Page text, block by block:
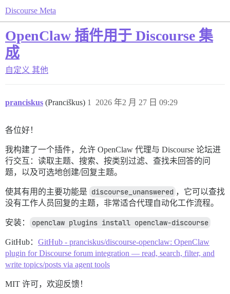
Discourse Meta
OpenClaw 插件用于 Discourse 集
成
自定义 其他
pranciskus (Pranciškus) 2026 年2 月 27 日 09:29
1
各位好！
我构建了一个插件，允许 OpenClaw 代理与 Discourse 论坛进
行交互：读取主题、搜索、按类别过滤、查找未回答的问
题，以及可选地创建/回复主题。
使其有用的主要功能是 discourse_unanswered ，它可以查找
没有工作人员回复的主题，非常适合代理自动化工作流程。
安装： openclaw plugins install openclaw-discourse
GitHub： GitHub - pranciskus/discourse-openclaw: OpenClaw
plugin for Discourse forum integration — read, search, filter, and
write topics/posts via agent tools
MIT 许可，欢迎反馈！